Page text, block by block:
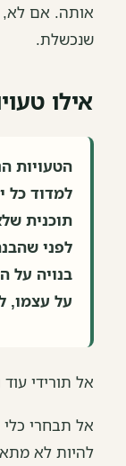
אותה. אם לא,
שנכשלת.
אילו
הטעויות
למדוד כל
תוכנית
לפני
בנויה על
על עצמו,
אל תורידי
אל תבחרי כלי
להיות לא